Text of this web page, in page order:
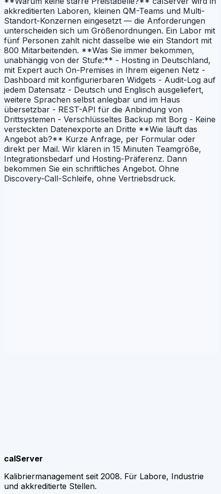
akkreditierten Laboren, kleinen QM-Teams und Multi-
Standort-Konzernen eingesetzt — die Anforderungen
unterscheiden sich um Größenordnungen. Ein Labor mit
fünf Personen zahlt nicht dasselbe wie ein Standort mit
800 Mitarbeitenden. **Was Sie immer bekommen,
unabhängig von der Stufe:** - Hosting in Deutschland,
mit Expert auch On-Premises in Ihrem eigenen Netz -
Dashboard mit konfigurierbaren Widgets - Audit-Log auf
jedem Datensatz - Deutsch und Englisch ausgeliefert,
weitere Sprachen selbst anlegbar und im Haus
übersetzbar - REST-API für die Anbindung von
Drittsystemen - Verschlüsseltes Backup mit Borg - Keine
versteckten Datenexporte an Dritte **Wie läuft das
Angebot ab?** Kurze Anfrage, per Formular oder
direkt per Mail. Wir klären in 15 Minuten Teamgröße,
Integrationsbedarf und Hosting-Präferenz. Dann
bekommen Sie ein schriftliches Angebot. Ohne
Discovery-Call-Schleife, ohne Vertriebsdruck.
calServer
Kalibriermanagement seit 2008. Für Labore, Industrie
und akkreditierte Stellen.